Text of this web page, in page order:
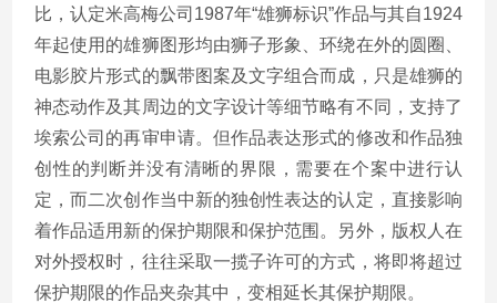
比，认定米高梅公司1987年“雄狮标识”作品与其自1924
年起使用的雄狮图形均由狮子形象、环绕在外的圆圈、
电影胶片形式的飘带图案及文字组合而成，只是雄狮的
神态动作及其周边的文字设计等细节略有不同，支持了
埃索公司的再审申请。但作品表达形式的修改和作品独
创性的判断并没有清晰的界限，需要在个案中进行认
定，而二次创作当中新的独创性表达的认定，直接影响
着作品适用新的保护期限和保护范围。另外，版权人在
对外授权时，往往采取一揽子许可的方式，将即将超过
保护期限的作品夹杂其中，变相延长其保护期限。